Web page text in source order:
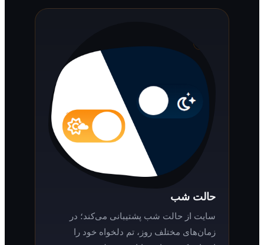
حالت شب
سایت از حالت شب پشتیبانی می‌کند؛ در
زمان‌های مختلف روز، تم دلخواه خود را